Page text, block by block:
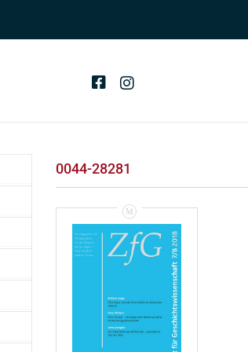
0044-28281